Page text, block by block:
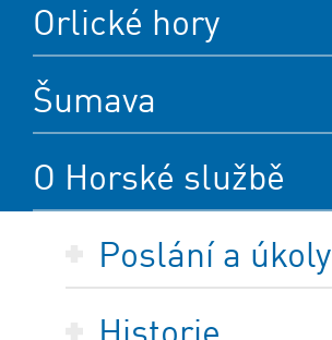
Orlické hory
Šumava
O Horské službě
Poslání a úkoly